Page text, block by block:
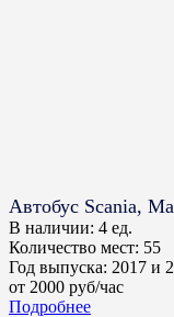
Автобус Scania,
В наличии: 4 ед.
Количество мест: 55
Год выпуска: 2017 и
от 2000 руб/час
Подробнее